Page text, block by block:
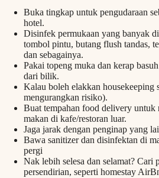
Buka tingkap untuk pengudaraan
hotel.
Disinfek permukaan yang banyak
tombol pintu, butang flush tandas,
dan sebagainya.
Pakai topeng muka dan kerap
dari bilik.
Kalau boleh elakkan housekeeping
mengurangkan risiko).
Buat tempahan food delivery untuk
makan di kafe/restoran luar.
Jaga jarak dengan penginap yang
Bawa sanitizer dan disinfektan di
pergi
Nak lebih selesa dan selamat? Cari
persendirian, seperti homestay